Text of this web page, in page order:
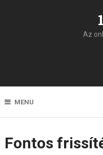
Az
MENU
Fontos